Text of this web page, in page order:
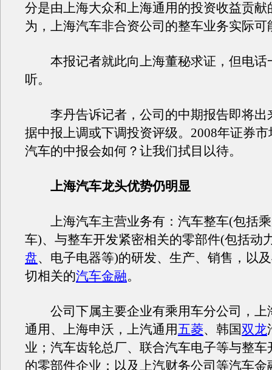
分是由上海大众和上海通用的投资收益贡献
为，上海汽车非合资公司的整车业务实际可
本报记者就此向上海董秘求证，但电话
听。
李丹告诉记者，公司的中期报告即将出
据中报上调或下调投资评级。2008年证券
汽车的中报会如何？让我们拭目以待。
上海汽车龙头优势仍明显
上海汽车主营业务有：汽车整车(包括乘
车)、与整车开发紧密相关的零部件(包括动
盘、电子电器等)的研发、生产、销售，以
切相关的汽车金融。
公司下属主要企业有乘用车分公司，上
通用、上海申沃，上汽通用五菱、韩国双龙
业；汽车齿轮总厂、联合汽车电子等与整车
的零部件企业；以及上汽财务公司等汽车金